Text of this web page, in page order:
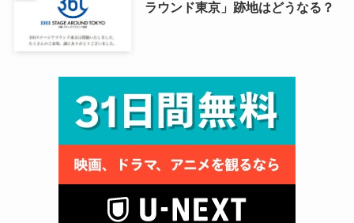
ラウンド東京」跡地はどうなる？